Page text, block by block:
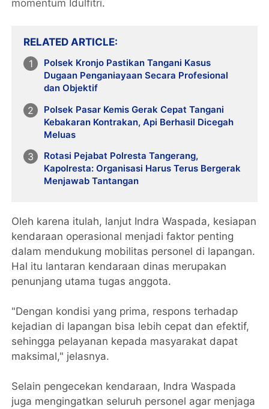
momentum Idulfitri.
RELATED ARTICLE
Polsek Kronjo Pastikan Tangani Kasus
Dugaan Penganiayaan Secara Profesional
dan Objektif
Polsek Pasar Kemis Gerak Cepat Tangani
Kebakaran Kontrakan, Api Berhasil Dicegah
Meluas
Rotasi Pejabat Polresta Tangerang,
Kapolresta: Organisasi Harus Terus Bergerak
Menjawab Tantangan
Oleh karena itulah, lanjut Indra Waspada, kesiapan
kendaraan operasional menjadi faktor penting
dalam mendukung mobilitas personel di lapangan.
Hal itu lantaran kendaraan dinas merupakan
penunjang utama tugas anggota.
"Dengan kondisi yang prima, respons terhadap
kejadian di lapangan bisa lebih cepat dan efektif,
sehingga pelayanan kepada masyarakat dapat
maksimal," jelasnya.
Selain pengecekan kendaraan, Indra Waspada
juga mengingatkan seluruh personel agar menjaga